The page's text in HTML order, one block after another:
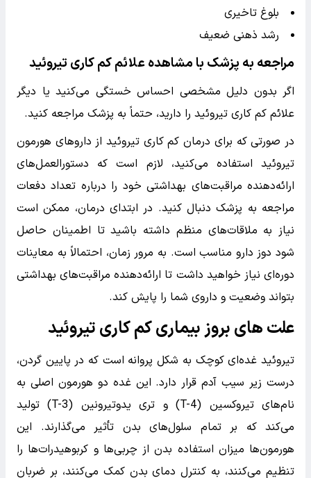
بلوغ تاخیری
رشد ذهنی ضعیف
مراجعه به پزشک با مشاهده علائم کم کاری تیروئید
اگر بدون دلیل مشخصی احساس خستگی می‌کنید یا دیگر
علائم کم کاری تیروئید را دارید، حتماً به پزشک مراجعه کنید.
در صورتی که برای درمان کم کاری تیروئید از داروهای هورمون
تیروئید استفاده می‌کنید، لازم است که دستورالعمل‌های
ارائه‌دهنده مراقبت‌های بهداشتی خود را درباره تعداد دفعات
مراجعه به پزشک دنبال کنید. در ابتدای درمان، ممکن است
نیاز به ملاقات‌های منظم داشته باشید تا اطمینان حاصل
شود دوز دارو مناسب است. به مرور زمان، احتمالاً به معاینات
دوره‌ای نیاز خواهید داشت تا ارائه‌دهنده مراقبت‌های بهداشتی
بتواند وضعیت و داروی شما را پایش کند.
علت های بروز بیماری کم کاری تیروئید
تیروئید غده‌ای کوچک به شکل پروانه است که در پایین گردن،
درست زیر سیب آدم قرار دارد. این غده دو هورمون اصلی به
نام‌های تیروکسین (T-4) و تری یدوتیرونین (T-3) تولید
می‌کند که بر تمام سلول‌های بدن تأثیر می‌گذارند. این
هورمون‌ها میزان استفاده بدن از چربی‌ها و کربوهیدرات‌ها را
تنظیم می‌کنند، به کنترل دمای بدن کمک می‌کنند، بر ضربان